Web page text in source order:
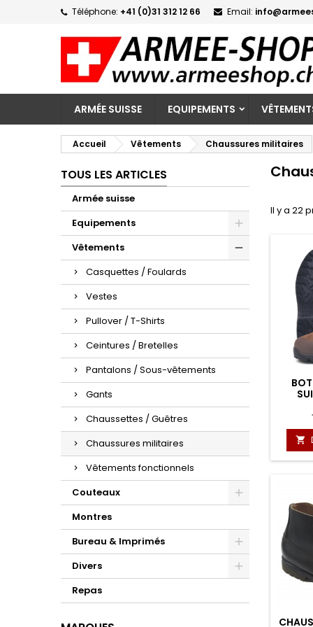
Téléphone: +41 (0)31 312 12 66 Email:
ARMÉE SUISSE EQUIPEMENTS
Accueil Vêtements Chaussures militaires
TOUS LES ARTICLES
Armée suisse
Equipements
Vêtements
Casquettes / Foulards
Vestes
Pullover / T-Shirts
Ceintures / Bretelles
Pantalons / Sous-vêtements
Gants
Chaussettes / Guêtres
Chaussures militaires
Vêtements fonctionnels
Couteaux
Montres
Bureau & Imprimés
Divers
Repas
Il y a 22

add_circle_outline